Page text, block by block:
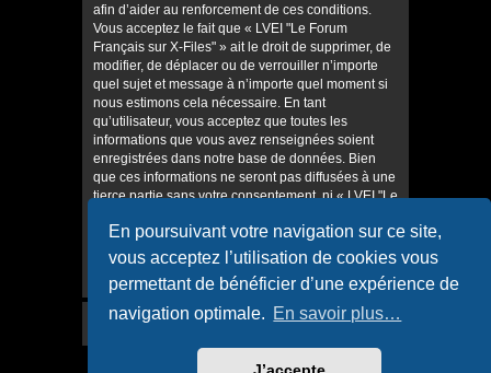
En poursuivant votre navigation sur ce site,
vous acceptez l’utilisation de cookies vous
permettant de bénéficier d’une expérience de
navigation optimale. En savoir plus…
afin d’aider au renforcement de ces conditions.
Vous acceptez le fait que « LVEI "Le Forum
Français sur X-Files" » ait le droit de supprimer, de
modifier, de déplacer ou de verrouiller n’importe
quel sujet et message à n’importe quel moment si
nous estimons cela nécessaire. En tant
qu’utilisateur, vous acceptez que toutes les
informations que vous avez renseignées soient
enregistrées dans notre base de données. Bien
que ces informations ne seront pas diffusées à une
tierce partie sans votre consentement, ni « LVEI "Le
pourront être tenus comme responsables en cas
de tentative de piratage informatique visant à
compromettre vos données.
Accueil du forum